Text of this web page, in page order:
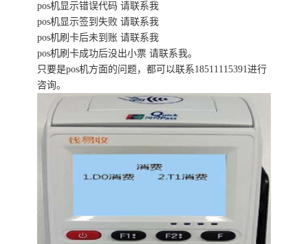
pos机显示错误代码 请联系我
pos机显示签到失败 请联系我
pos机刷卡后未到账 请联系我
pos机刷卡成功后没出小票 请联系我。
只要是pos机方面的问题，都可以联系18511115391进行
咨询。